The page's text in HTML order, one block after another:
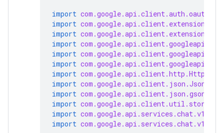
import
import
import
import
import
import
import
import
import
import
import
import